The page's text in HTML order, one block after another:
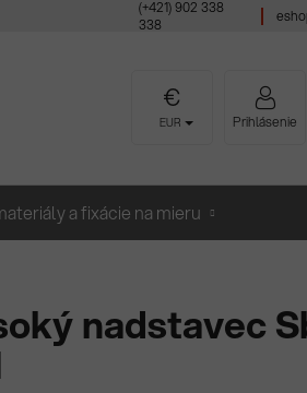
(+421) 902 338
338
EUR Prihlásenie
a fixácie na mieru
nadstavec